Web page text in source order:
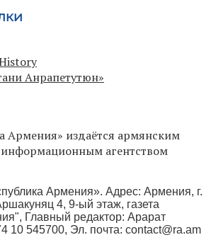
Анрапетутюн»
Армения» издаётся армянским
агентством
Армения». Адрес: Армения, г.
4, 9-ый этаж, газета
Главный редактор: Арарат
10 545700, Эл. почта: contact@ra.am